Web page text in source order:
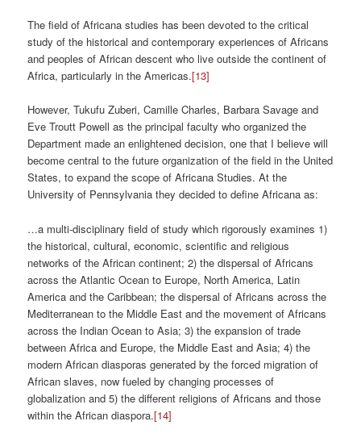
The field of Africana studies has been devoted to the critical
study of the historical and contemporary experiences of Africans
and peoples of African descent who live outside the continent of
Africa, particularly in the Americas.[13]
However, Tukufu Zuberi, Camille Charles, Barbara Savage and
Eve Troutt Powell as the principal faculty who organized the
Department made an enlightened decision, one that I believe will
become central to the future organization of the field in the United
States, to expand the scope of Africana Studies. At the
University of Pennsylvania they decided to define Africana as:
…a multi-disciplinary field of study which rigorously examines 1)
the historical, cultural, economic, scientific and religious
networks of the African continent; 2) the dispersal of Africans
across the Atlantic Ocean to Europe, North America, Latin
America and the Caribbean; the dispersal of Africans across the
Mediterranean to the Middle East and the movement of Africans
across the Indian Ocean to Asia; 3) the expansion of trade
between Africa and Europe, the Middle East and Asia; 4) the
modern African diasporas generated by the forced migration of
African slaves, now fueled by changing processes of
globalization and 5) the different religions of Africans and those
within the African diaspora.[14]